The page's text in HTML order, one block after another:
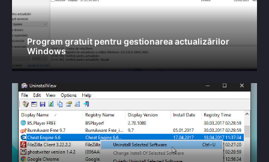
Program gratuit pentru gestionarea actualizărilor
Windows